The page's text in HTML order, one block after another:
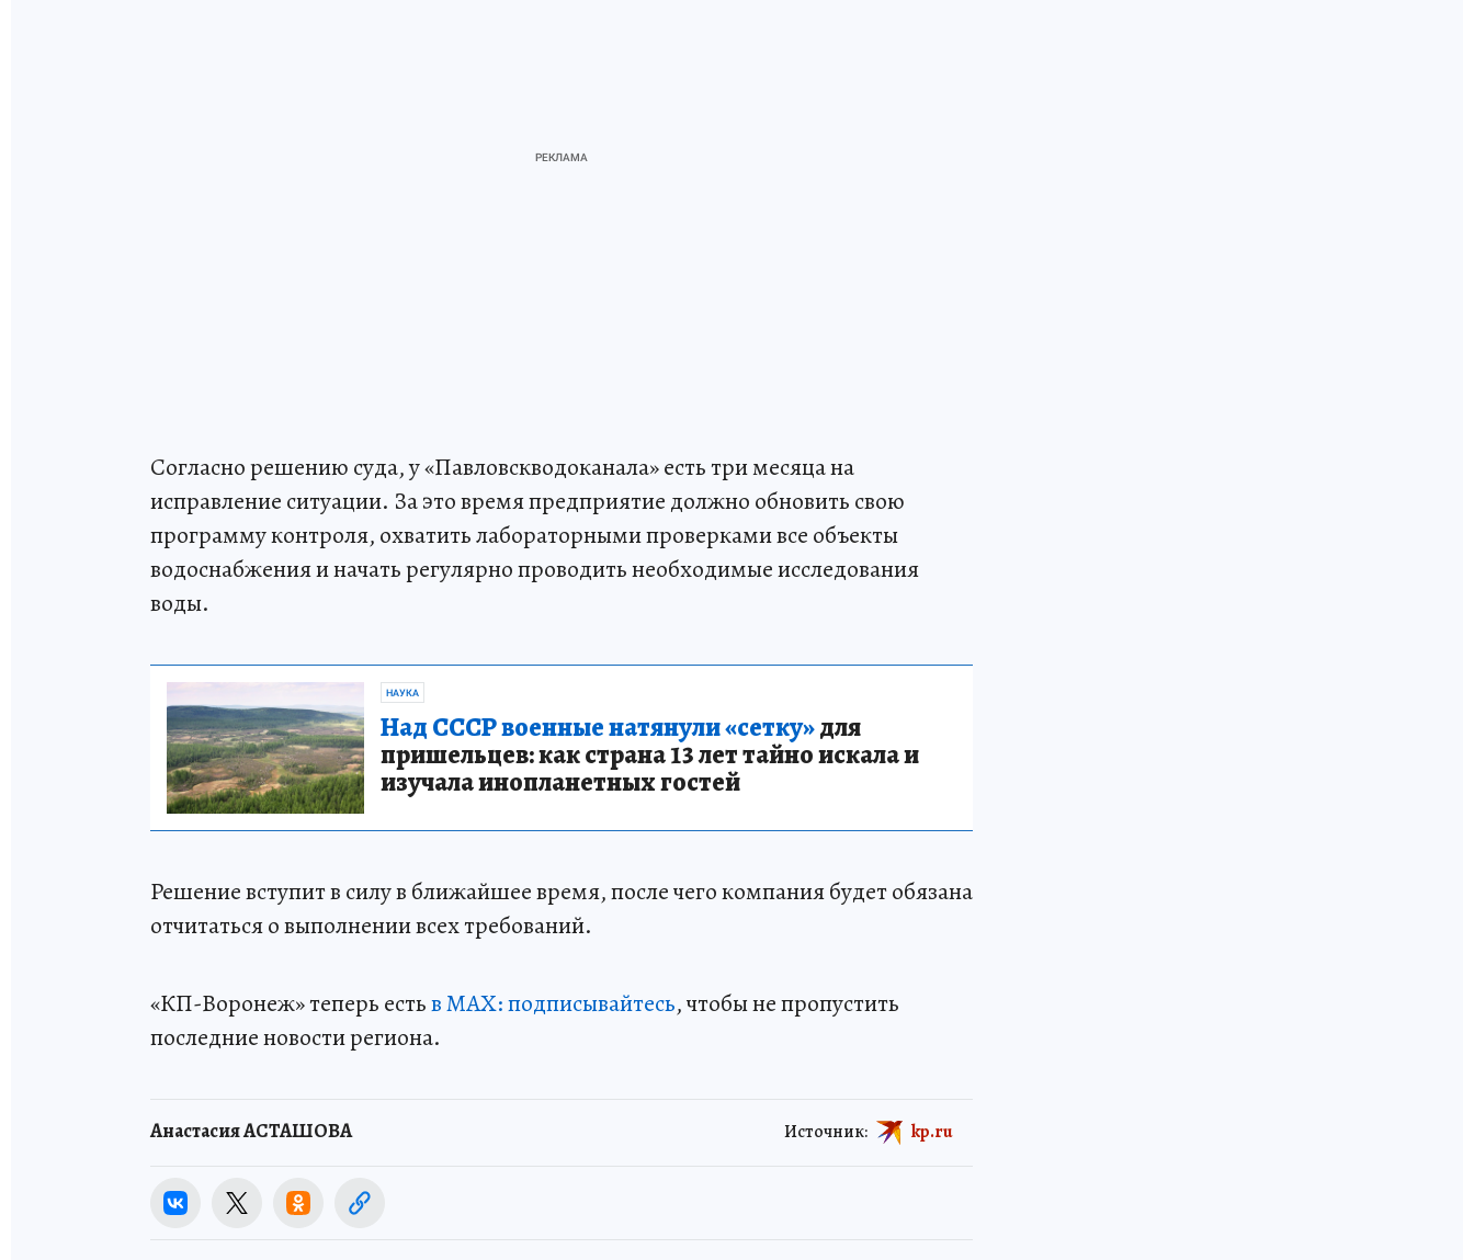
Согласно решению суда, у «Павловскводоканала» есть три месяца на
исправление ситуации. За это время предприятие должно обновить свою
программу контроля, охватить лабораторными проверками все объекты
водоснабжения и начать регулярно проводить необходимые исследования
воды.
НАУКА
Над СССР военные натянули «сетку»для
пришельцев: как страна 13 лет тайно искала и
изучала инопланетных гостей
Решение вступит в силу в ближайшее время, после чего компания будет обязана
отчитаться о выполнении всех требований.
«КП-Воронеж» теперь естьв МАХ: подписывайтесь, чтобы не пропустить
последние новости региона.
Анастасия АСТАШОВА Источник: kp.ru